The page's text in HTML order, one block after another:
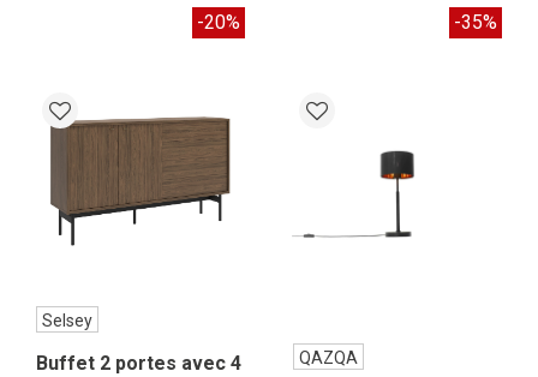
-20%
-35%
Selsey
Buffet 2 portes avec 4
QAZQA